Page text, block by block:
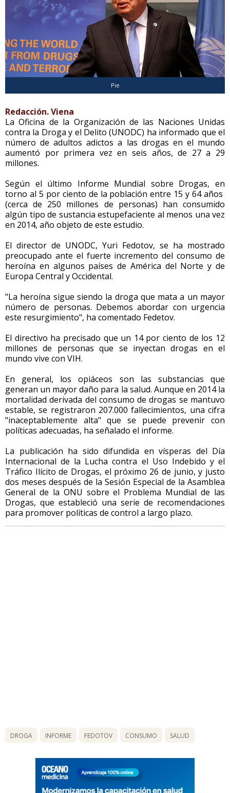
Pie
Redacción. Viena
La Oficina de la Organización de las Naciones Unidas
contra la Droga y el Delito (UNODC) ha informado que el
número de adultos adictos a las drogas en el mundo
aumentó por primera vez en seis años, de 27 a 29
millones.
Según el último Informe Mundial sobre Drogas, en
torno al 5 por ciento de la población entre 15 y 64 años
(cerca de 250 millones de personas) han consumido
algún tipo de sustancia estupefaciente al menos una vez
en 2014, año objeto de este estudio.
El director de UNODC, Yuri Fedotov, se ha mostrado
preocupado ante el fuerte incremento del consumo de
heroína en algunos países de América del Norte y de
Europa Central y Occidental.
"La heroína sigue siendo la droga que mata a un mayor
número de personas. Debemos abordar con urgencia
este resurgimiento", ha comentado Fedetov.
El directivo ha precisado que un 14 por ciento de los 12
millones de personas que se inyectan drogas en el
mundo vive con VIH.
En general, los opiáceos son las substancias que
generan un mayor daño para la salud. Aunque en 2014 la
mortalidad derivada del consumo de drogas se mantuvo
estable, se registraron 207.000 fallecimientos, una cifra
"inaceptablemente alta" que se puede prevenir con
políticas adecuadas, ha señalado el informe.
La publicación ha sido difundida en vísperas del Día
Internacional de la Lucha contra el Uso Indebido y el
Tráfico Ilícito de Drogas, el próximo 26 de junio, y justo
dos meses después de la Sesión Especial de la Asamblea
General de la ONU sobre el Problema Mundial de las
Drogas, que estableció una serie de recomendaciones
para promover políticas de control a largo plazo.
DROGA INFORME FEDOTOV CONSUMO SALUD